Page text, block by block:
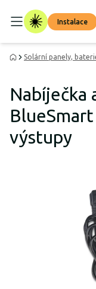
Instalace
Solární panely,
výstupy